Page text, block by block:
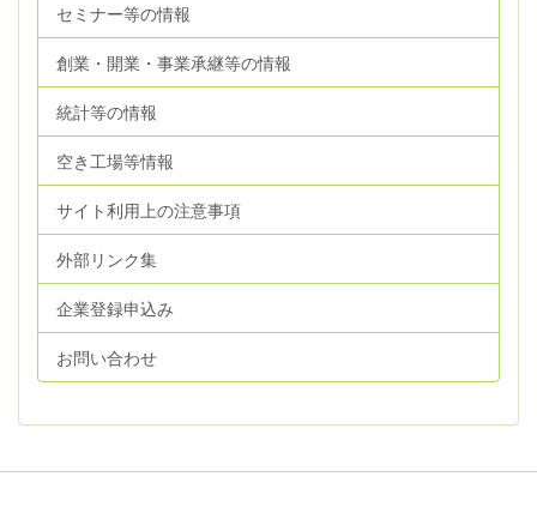
セミナー等の情報
創業・開業・事業承継等の情報
統計等の情報
空き工場等情報
サイト利用上の注意事項
外部リンク集
企業登録申込み
お問い合わせ